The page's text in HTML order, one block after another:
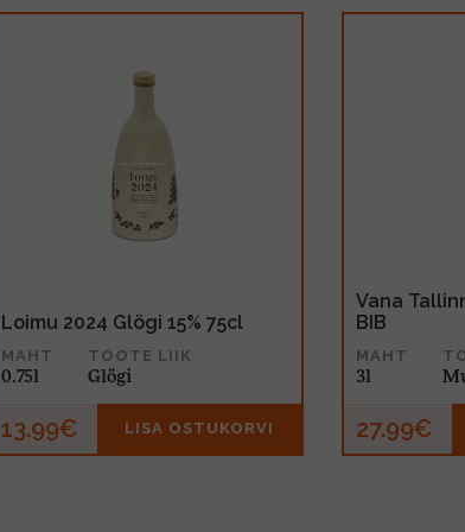
Loimu 2024 Glögi 15% 75cl
MAHT
0.75l
TOOTE LIIK
Glögi
13.99€ LISA OSTUKORVI
Vana
BIB
MAHT
3l
27.99€